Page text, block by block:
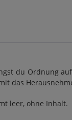
du Ordnung
das
leer, ohne Inhalt.